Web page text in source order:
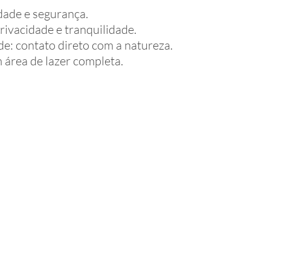
e segurança.
e tranquilidade.
contato direto com a natureza.
de lazer completa.